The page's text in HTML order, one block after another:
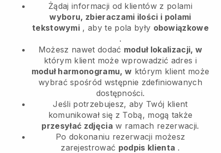
Żądaj informacji od klientów z polami
wyboru, zbieraczami ilości i polami
tekstowymi , aby te pola były obowiązkowe
.
Możesz nawet dodać moduł lokalizacji, w
którym klient może wprowadzić adres i
moduł harmonogramu, w którym klient może
wybrać spośród wstępnie zdefiniowanych
dostępności.
Jeśli potrzebujesz, aby Twój klient
komunikował się z Tobą, mogą także
przesyłać zdjęcia w ramach rezerwacji.
Po dokonaniu rezerwacji możesz
zarejestrować podpis klienta .